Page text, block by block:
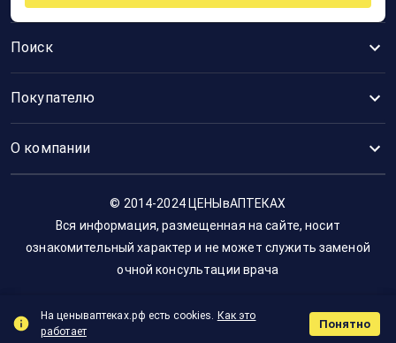
Поиск
Покупателю
О компании
© 2014-2024 ЦЕНЫвАПТЕКАХ
Вся информация, размещенная на сайте, носит
ознакомительный характер и не может служить заменой
очной консультации врача
Поиск Меню
На ценываптеках.рф есть cookies. Как это
работает
Понятно